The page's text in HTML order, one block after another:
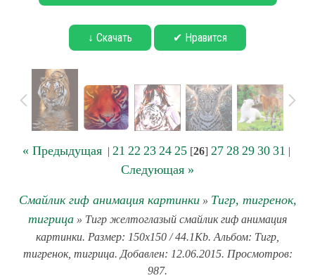
↓ Скачать ✔ Нравится
« Предыдущая| 21 22 23 24 25[26] 27 28 29 30 31 |
Следующая »
Смайлик гиф анимация картинки» Тигр, тигренок,
тигрица » Тигр желтоглазый смайлик гиф анимация
картинки. Размер: 150x150 / 44.1Kb. Альбом: Тигр,
тигренок, тигрица. Добавлен: 12.06.2015. Просмотров:
987.